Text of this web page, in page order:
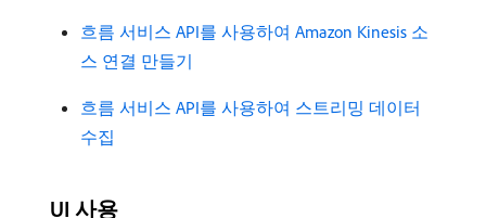
흐름 서비스 API를 사용하여 Amazon Kinesis 소
스 연결 만들기
흐름 서비스 API를 사용하여 스트리밍 데이터
수집
UI 사용